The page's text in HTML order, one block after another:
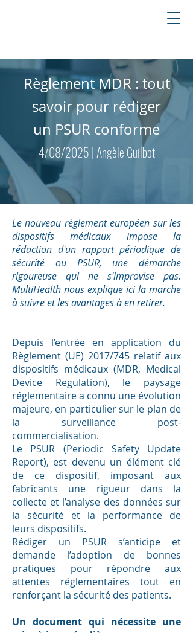
Règlement MDR : tout
savoir pour rédiger
un PSUR conforme
4/08/2025 | Angèle Guilbot
Le nouveau règlement européen sur les
dispositifs médicaux impose la
rédaction d'un rapport périodique de
sécurité ou PSUR, une démarche
rigoureuse qui ne s'improvise pas.
MultiHealth nous explique ici la marche
à suivre et les avantages à en retirer.
Depuis l’entrée en application du
Règlement (UE) 2017/745 relatif aux
dispositifs médicaux (MDR, Medical
Device Regulation), le paysage
réglementaire a connu une évolution
majeure, en particulier sur le plan de
la surveillance post-
commercialisation.
Le PSUR (Periodic Safety Update
Report), est devenu un élément clé
de ce dispositif, imposant aux
fabricants une rigueur dans la
collecte et l’analyse des données sur
la sécurité et la performance de
leurs dispositifs.
Rédiger un PSUR s’anticipe et
demande l’adoption de bonnes
pratiques pour répondre aux
attentes réglementaires tout en
renforçant la sécurité des patients.
Un document qui nécessite une